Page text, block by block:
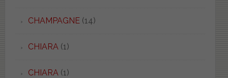
CHAMPAGNE(14)
CHIARA (1)
CHIARA (1)